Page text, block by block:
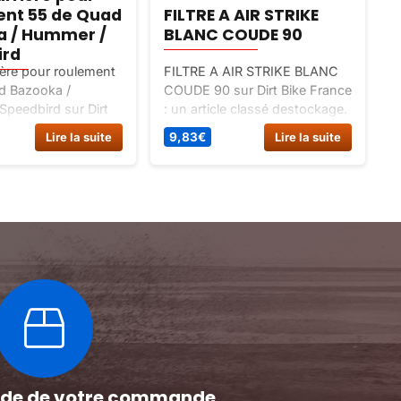
55 de Quad
/ Hummer /
pour roulement
Bazooka /
sur Dirt
: un article classé
/ pieces
Lire la suite
FILTRE A AIR STRIKE
BLANC COUDE 90
FILTRE A AIR STRIKE BLANC
COUDE 90 sur Dirt Bike France
: un article classé destockage.
9,83€ Lire la suite